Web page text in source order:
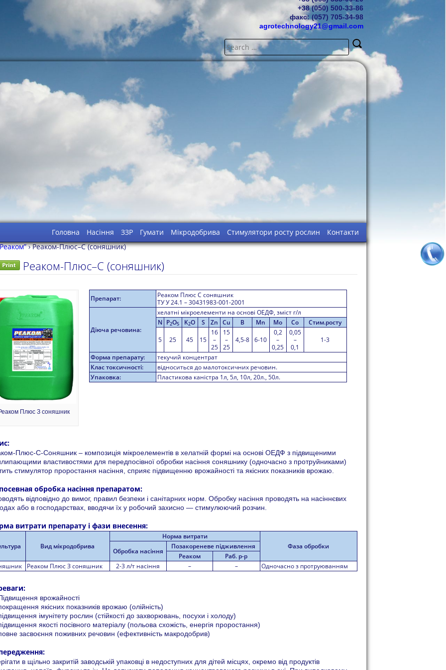
+38 (050) 500-33-86
факс: (057) 705-34-98
agrotechnology21@gmail.com
Головна Насіння ЗЗР Гумати Мікродобрива Стимулятори росту рослин
Контакти
› Реаком-Плюс–С (соняшник)
Реаком-Плюс–С (соняшник)
Плюс З соняшник
Препарат:
Реаком Плюс С соняшник
ТУ У 24.1 – 30431983-001-2001
Діюча речовина:
хелатні мікроелементи на основі ОЕДФ, зміст г/л
N P2O5 K2O S Zn Cu B Mn Mo Co Стим.росту
5 25 45 15
16
–
25
15
–
25
4,5-8 6-10
0,2
–
0,25
0,05
–
0,1
1-3
Форма препарату:
текучий концентрат
Клас токсичності:
відноситься до малотоксичних речовин.
Упаковка:
Пластикова каністра 1л, 5л, 10л, 20л., 50л.
Плюс-С-Соняшник – композиція мікроелементів в хелатній формі на основі ОЕДФ з підвищеними
властивостями для передпосівної обробки насіння соняшнику (одночасно з протруйниками)
стимулятор проростання насіння, сприяє підвищенню врожайності та якісних показників врожаю.
обробка насіння препаратом:
відповідно до вимог, правил безпеки і санітарних норм. Обробку насіння проводять на насіннєвих
або в господарствах, вводячи їх у робочий захисно — стимулюючий розчин.
витрати препарату і фази внесення:
Вид мікродобрива
Норма витрати
Фаза обробки
Обробка насіння
Позакореневе підживлення
Реаком
Раб. р-р
Реаком Плюс З соняшник 2-3 л/т насіння – – Одночасно з протруюванням
врожайності
якісних показників врожаю (олійність)
імунітету рослин (стійкості до захворювань, посухи і холоду)
якості посівного матеріалу (польова схожість, енергія проростання)
засвоєння поживних речовин (ефективність макродобрив)
в щільно закритій заводській упаковці в недоступних для дітей місцях, окремо від продуктів